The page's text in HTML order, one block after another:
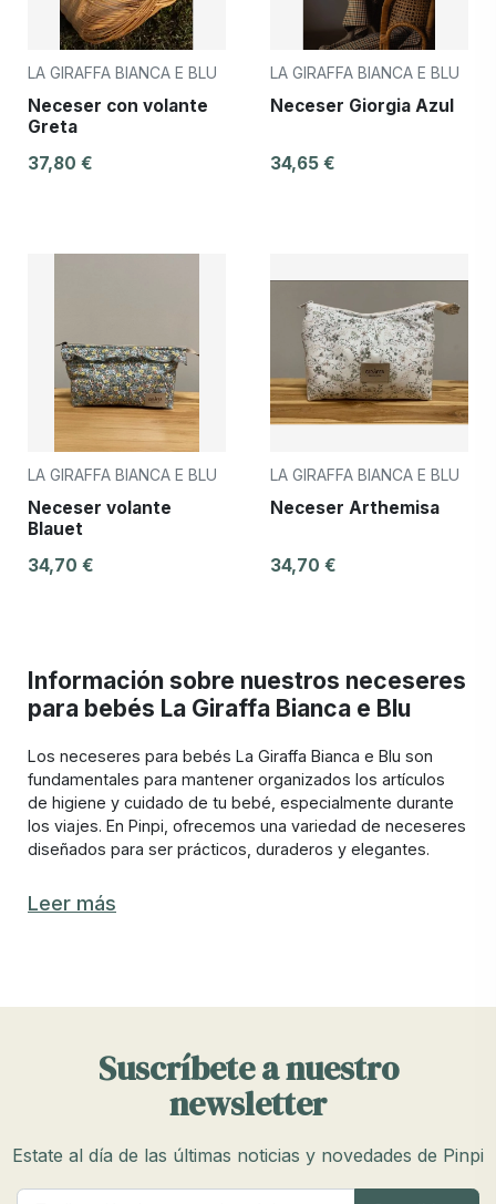
LA GIRAFFA BIANCA E BLU
Neceser con volante
Greta
37,80 €
LA GIRAFFA BIANCA E BLU
Neceser Giorgia Azul
34,65 €
LA GIRAFFA BIANCA E BLU
Neceser volante
Blauet
34,70 €
LA GIRAFFA BIANCA E BLU
Neceser Arthemisa
34,70 €
Información sobre nuestros neceseres
para bebés La Giraffa Bianca e Blu
Los neceseres para bebés La Giraffa Bianca e Blu son
fundamentales para mantener organizados los artículos
de higiene y cuidado de tu bebé, especialmente durante
los viajes. En Pinpi, ofrecemos una variedad de neceseres
diseñados para ser prácticos, duraderos y elegantes.
Los mejores neceseres para bebés están en
Pinpi
disponibles. En Pinpi, nos aseguramos de ofrecer
padres, combinando funcionalidad y estilo.
Los mejores neceseres para bebés deben tener múltiples
esenciales, como cremas, pañales, toallitas y pequeños
Leer más
Suscríbete a nuestro
newsletter
Estate al día de las últimas noticias y novedades de Pinpi